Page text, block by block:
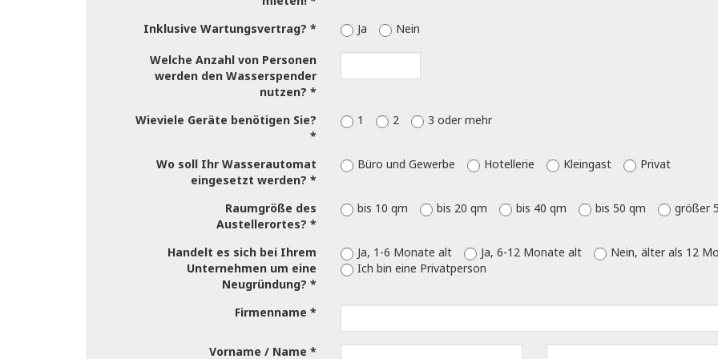
Inklusive Wartungsvertrag? Ja Nein
Welche Anzahl von Personen
werden den Wasserspender
nutzen?
Wieviele Geräte benötigen Sie?
1 2 3 oder mehr
Wo soll Ihr Wasserautomat
eingesetzt werden?
Büro und Gewerbe Hotellerie Kleingast Privat
Raumgröße des
Austellerortes?
bis 10 qm bis 20 qm bis 40 qm bis 50 qm größer
Handelt es sich bei Ihrem
Unternehmen um eine
Neugründung?
Ja, 1-6 Monate alt Ja, 6-12 Monate alt
Nein, älter als 12
Ich bin eine Privatperson
Firmenname
Vorname / Name